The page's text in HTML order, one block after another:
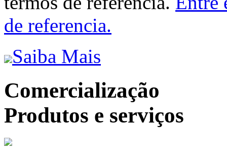
de referencia.
Saiba Mais
Comercialização
Produtos e serviços